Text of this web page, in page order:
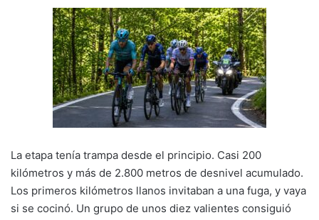
La etapa tenía trampa desde el principio. Casi 200
kilómetros y más de 2.800 metros de desnivel acumulado.
Los primeros kilómetros llanos invitaban a una fuga, y vaya
si se cocinó. Un grupo de unos diez valientes consiguió